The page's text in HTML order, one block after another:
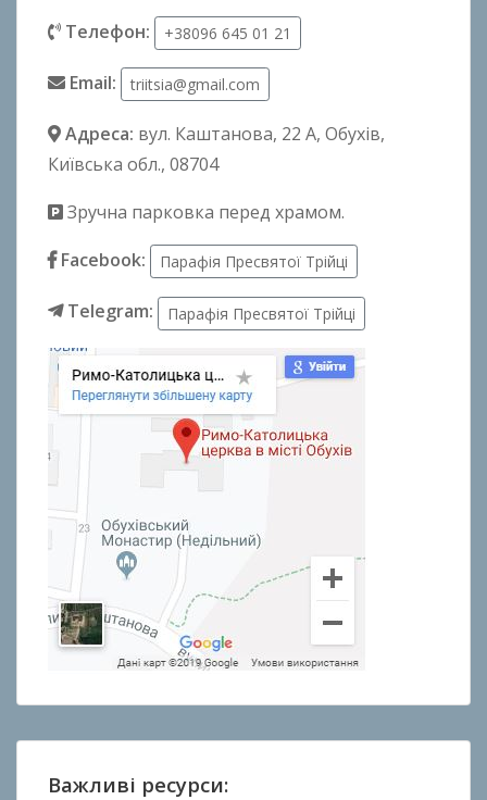
Телефон: +38096 645 01 21
Email: triitsia@gmail.com
Адреса: вул. Каштанова, 22 А, Обухів,
Київська обл., 08704
Зручна парковка перед храмом.
Facebook:
Парафія Пресвятої Трійці
Telegram: Парафія Пресвятої Трійці
Важливі ресурси: